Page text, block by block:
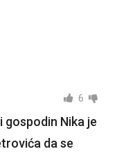
6
Nika je
da se